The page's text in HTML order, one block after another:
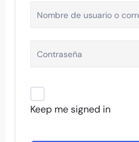
Keep me signed in